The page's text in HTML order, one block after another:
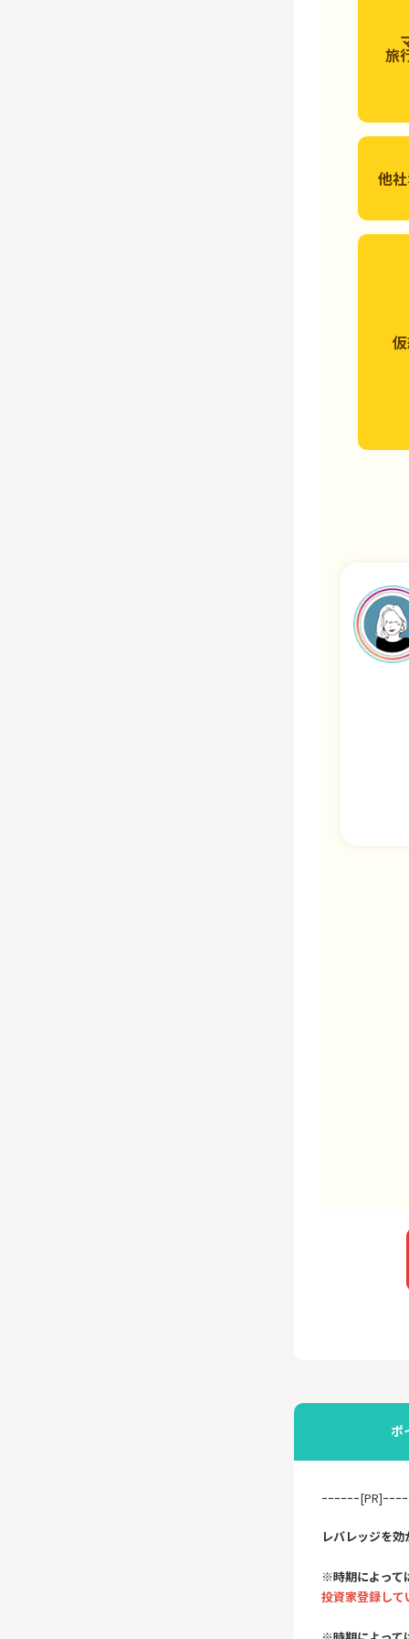
旅
他
ポ
ｰｰｰｰｰｰ[PR]ｰｰｰ
レバレッジを
※時期によって
投資家登録して